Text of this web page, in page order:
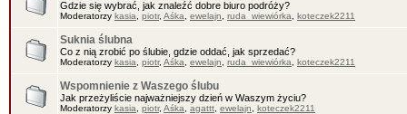
Gdzie się wybrać, jak znaleźć dobre biuro podróży?
Moderatorzy kasia piotr, Aśka ewelajn ruda_wiewiórka koteczek2211
Suknia ślubna
Co z nią zrobić po ślubie, gdzie oddać, jak sprzedać?
Moderatorzy kasia piotr, Aśka ewelajn ruda_wiewiórka koteczek2211
Wspomnienie z Waszego ślubu
Jak przeżyliście najważniejszy dzień w Waszym życiu?
Moderatorzy kasia piotr, Aśka agattt ewelajn koteczek2211